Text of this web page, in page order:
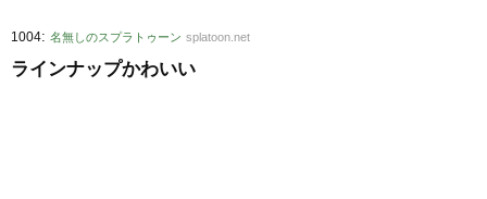
1004: 名無しのスプラトゥーン splatoon.net
ラインナップかわいい